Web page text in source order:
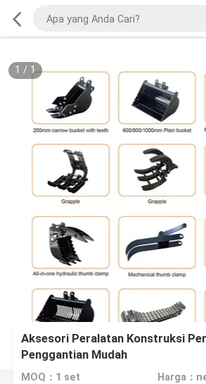
1 / 1
Aksesori Peralatan Konstruksi
Penggantian Mudah
MOQ：1 set Harga：